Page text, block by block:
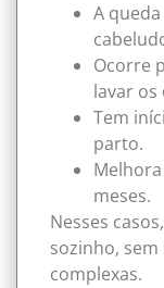
A queda
Ocorre
lavar os
Tem
parto.
meses.
Nesses
sozinho,
complexas.